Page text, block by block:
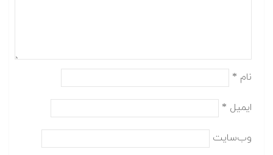
نام *
ایمیل *
وب‌سایت